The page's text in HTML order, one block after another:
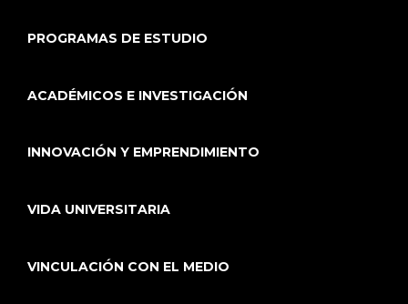
PROGRAMAS DE ESTUDIO
ACADÉMICOS E INVESTIGACIÓN
INNOVACIÓN Y EMPRENDIMIENTO
VIDA UNIVERSITARIA
VINCULACIÓN CON EL MEDIO